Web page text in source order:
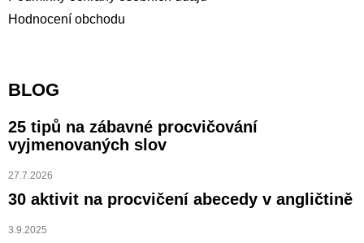
Hodnocení obchodu
BLOG
25 tipů na zábavné procvičování
vyjmenovaných slov
27.7.2026
30 aktivit na procvičení abecedy v angličtině
3.9.2025